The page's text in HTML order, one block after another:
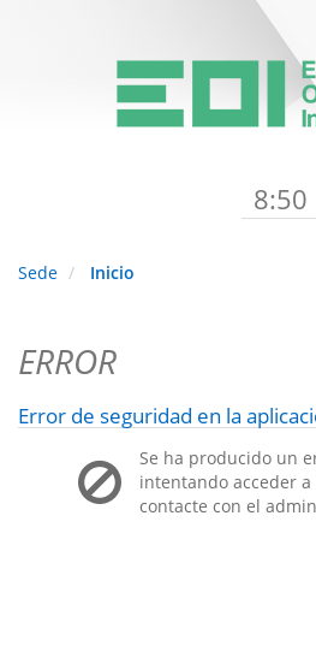
8:50
Sede Inicio
ERROR
Error de seguridad en la
Se ha producido un
intentando acceder
contacte con el